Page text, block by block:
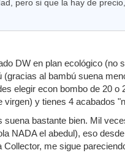
pero si que la hay de
DW en plan ecológico (no
al bambú suena
elegir econ bombo de 20 o
y tienes 4 acabados
bastante bien. Mil
NADA el abedul), eso
me sigue